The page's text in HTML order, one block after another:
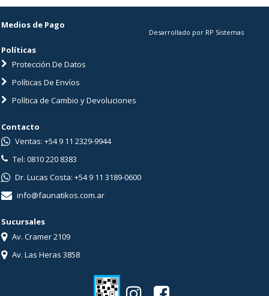
Medios de Pago
Políticas
Protección De Datos
Políticas De Envíos
Política de Cambio y Devoluciones
Desarrollado por RP Sistemas
Contacto
Ventas: +54 9 11 2329-9944
Tel: 0810 220 8383
Dr. Lucas Costa: +54 9 11 3189-0600
info@faunatikos.com.ar
Sucursales
Av. Cramer 2109
Av. Las Heras 3858